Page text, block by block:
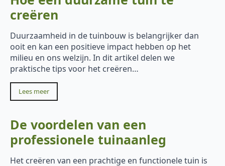
creëren
Duurzaamheid in de tuinbouw is belangrijker dan
ooit en kan een positieve impact hebben op het
milieu en ons welzijn. In dit artikel delen we
praktische tips voor het creëren…
Lees meer
De voordelen van een
professionele tuinaanleg
Het creëren van een prachtige en functionele tuin is